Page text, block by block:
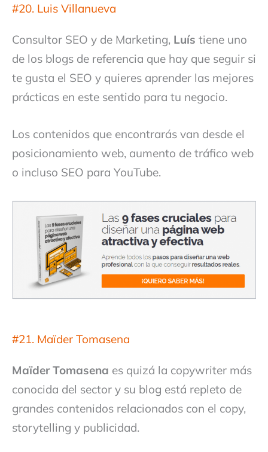
#20. Luis Villanueva
Consultor SEO y de Marketing, Luís tiene uno
de los blogs de referencia que hay que seguir si
te gusta el SEO y quieres aprender las mejores
prácticas en este sentido para tu negocio.
Los contenidos que encontrarás van desde el
posicionamiento web, aumento de tráfico web
o incluso SEO para YouTube.
#21. Maïder Tomasena
Maïder Tomasena es quizá la copywriter más
conocida del sector y su blog está repleto de
grandes contenidos relacionados con el copy,
storytelling y publicidad.